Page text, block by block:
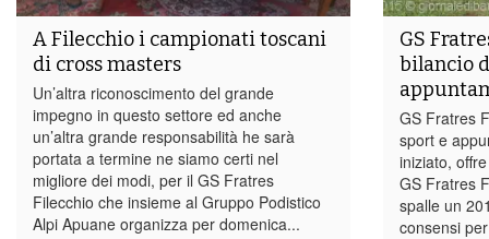
A Filecchio i campionati toscani
di cross masters
Un’altra riconoscimento del grande
impegno in questo settore ed anche
un’altra grande responsabilità he sarà
portata a termine ne siamo certi nel
migliore dei modi, per il GS Fratres
Filecchio che insieme al Gruppo Podistico
Alpi Apuane organizza per domenica...
GS
bilancio
GS Fratres
sport e
iniziato,
GS Fratres
spalle un
consensi